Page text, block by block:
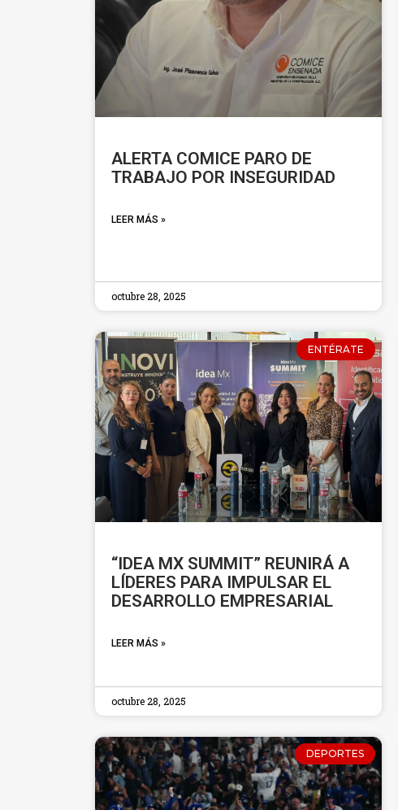
ALERTA COMICE PARO DE
TRABAJO POR INSEGURIDAD
LEER MÁS »
octubre 28, 2025
ENTÉRATE
“IDEA MX SUMMIT” REUNIRÁ A
LÍDERES PARA IMPULSAR EL
DESARROLLO EMPRESARIAL
LEER MÁS »
octubre 28, 2025
DEPORTES